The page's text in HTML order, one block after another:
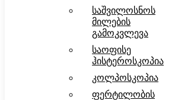
საშვილოსნოს
მილების
გამოკვლევა
საოფისე
ჰისტეროსკოპია
კოლპოსკოპია
ფერტილობის